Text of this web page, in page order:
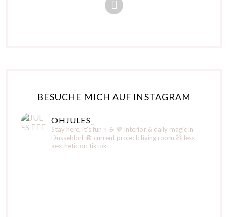
BESUCHE MICH AUF INSTAGRAM
OHJULES_
Stay here, it’s fun ✨☕️ 🤎 interior & daily magic in
Düsseldorf 🪩 current project: living room 🧸 less
aesthetic on tiktok